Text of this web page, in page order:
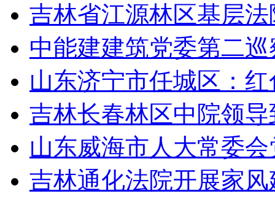
吉林省江源林区基层
中能建建筑党委第二
山东济宁市任城区：
吉林长春林区中院领
山东威海市人大常委
吉林通化法院开展家